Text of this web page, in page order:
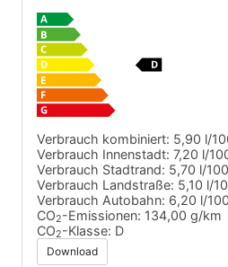
Verbrauch kombiniert: 5,90 l/
Verbrauch Innenstadt: 7,20 l/
Verbrauch Stadtrand: 5,70 l/
Verbrauch Landstraße: 5,10 l/
Verbrauch Autobahn: 6,20 l/
CO2-Emissionen: 134,00 g/km
CO2-Klasse: D
Download